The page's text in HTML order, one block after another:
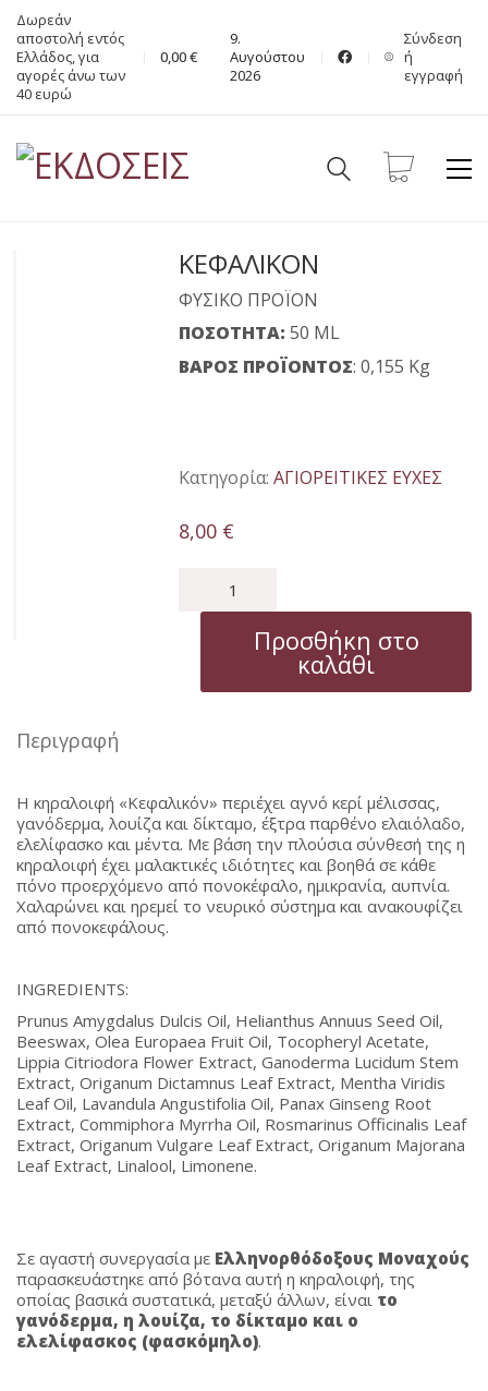
Δωρεάν
αποστολή εντός
Ελλάδος, για
αγορές άνω των
40 ευρώ
0,00€
9.
Αυγούστου
2026
Σύνδεση
ή
εγγραφή
ΚΕΦΑΛΙΚΟΝ
ΦΥΣΙΚΟ ΠΡΟΪΟΝ
ΠΟΣΟΤΗΤΑ: 50 ML
ΒΑΡΟΣ ΠΡΟΪΟΝΤΟΣ: 0,155 Kg
Κατηγορία:ΑΓΙΟΡΕΙΤΙΚΕΣ ΕΥΧΕΣ
8,00 €
ποσότητα
Προσθήκη στο
καλάθι
Περιγραφή
Η κηραλοιφή «Κεφαλικόν» περιέχει αγνό κερί μέλισσας,
γανόδερμα, λουίζα και δίκταμο, έξτρα παρθένο ελαιόλαδο,
ελελίφασκο και μέντα. Με βάση την πλούσια σύνθεσή της η
κηραλοιφή έχει μαλακτικές ιδιότητες και βοηθά σε κάθε
πόνο προερχόμενο από πονοκέφαλο, ημικρανία, αυπνία.
Χαλαρώνει και ηρεμεί το νευρικό σύστημα και ανακουφίζει
από πονοκεφάλους.
INGREDIENTS:
Prunus Amygdalus Dulcis Oil, Helianthus Annuus Seed Oil,
Beeswax, Olea Europaea Fruit Oil, Tocopheryl Acetate,
Lippia Citriodora Flower Extract, Ganoderma Lucidum Stem
Extract, Origa­num Dictamnus Leaf Extract, Mentha Viridis
Leaf Oil, Lavandula Angustifolia Oil, Panax Gin­seng Root
Extract, Commiphora Myrrha Oil, Rosmarinus Officinalis Leaf
Extract, Origanum Vulgare Leaf Extract, Origanum Majorana
Leaf Extract, Linalool, Limonene.
Σε αγαστή συνεργασία με Ελληνορθόδοξους Μοναχούς
παρασκευάστηκε από βότανα αυτή η κηραλοιφή, της
οποίας βασικά συστατικά, μεταξύ άλλων, είναι το
γανόδερμα, η λουίζα, το δίκταμο και ο
ελελίφασκος (φασκόμηλο).